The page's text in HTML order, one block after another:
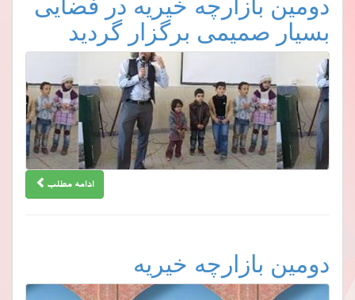
بسیار صمیمی برگزار گردید
ادامه مطلب
دومین بازارچه خیریه